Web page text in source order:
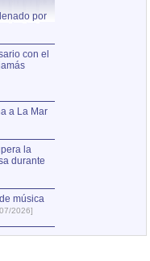
por
con el
a La Mar
la
durante
música
2026]